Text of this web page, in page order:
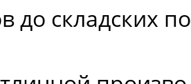
до складских